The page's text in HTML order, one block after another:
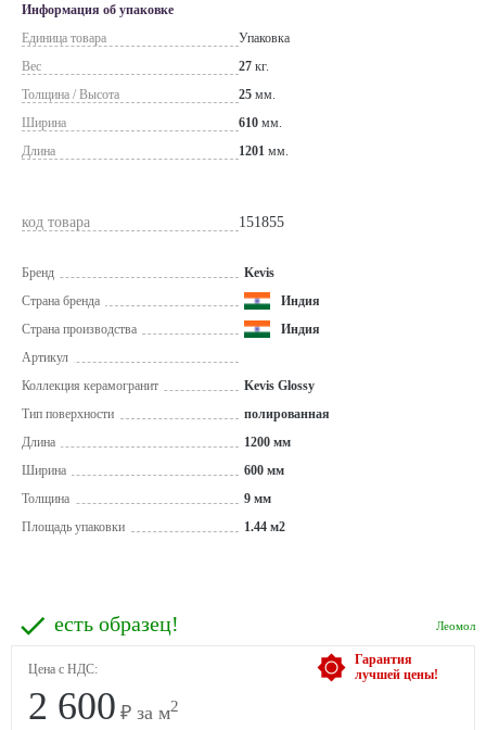
Информация об упаковке
Единица товара
Упаковка
Вес
27 кг.
Толщина / Высота
25 мм.
Ширина
610 мм.
Длина
1201 мм.
код товара 151855
Бренд
Kevis
Страна бренда
Индия
Страна производства
Индия
Артикул
Коллекция керамогранит
Kevis Glossy
Тип поверхности
полированная
Длина
1200 мм
Ширина
600 мм
Толщина
9 мм
Площадь упаковки
1.44 м2
Леомол
есть образец!
Гарантия
лучшей цены!
Цена с НДС:
2 600 ₽ за м2